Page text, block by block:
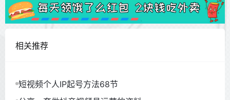
相关推荐
短视频个人IP起号方法68节